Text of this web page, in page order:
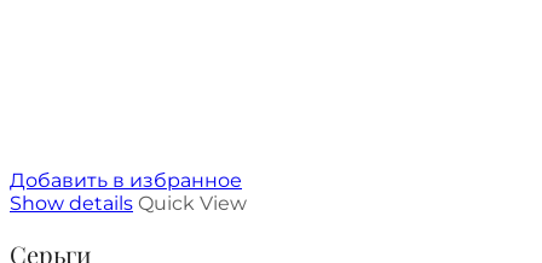
Добавить в избранное
Show details Quick View
Серьги